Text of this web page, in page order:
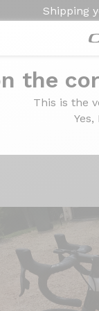
Shipping
the
This is the
Force AXS